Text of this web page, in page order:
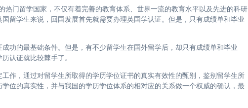
热门留学国家，不仅有着完善的教育体系、世界一流的教育水平以及先进的科研
留学生来说，回国发展首先就需要办理英国学认证。但是，只有成绩单和毕业
功的最基础条件。但是，有不少留学生在国外留学后，却只有成绩单和毕业
认证就比较棘手了。
作，通过对留学生所取得的学历学位证书的真实有效性的甄别，鉴别留学生所
位的真实性，并与我国的学历学位体系的相对应的关系做一个权威的确认，最